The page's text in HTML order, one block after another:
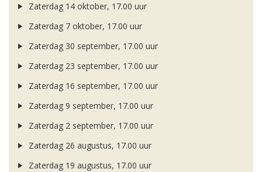
Zaterdag 14 oktober, 17.00 uur
Zaterdag 7 oktober, 17.00 uur
Zaterdag 30 september, 17.00 uur
Zaterdag 23 september, 17.00 uur
Zaterdag 16 september, 17.00 uur
Zaterdag 9 september, 17.00 uur
Zaterdag 2 september, 17.00 uur
Zaterdag 26 augustus, 17.00 uur
Zaterdag 19 augustus, 17.00 uur